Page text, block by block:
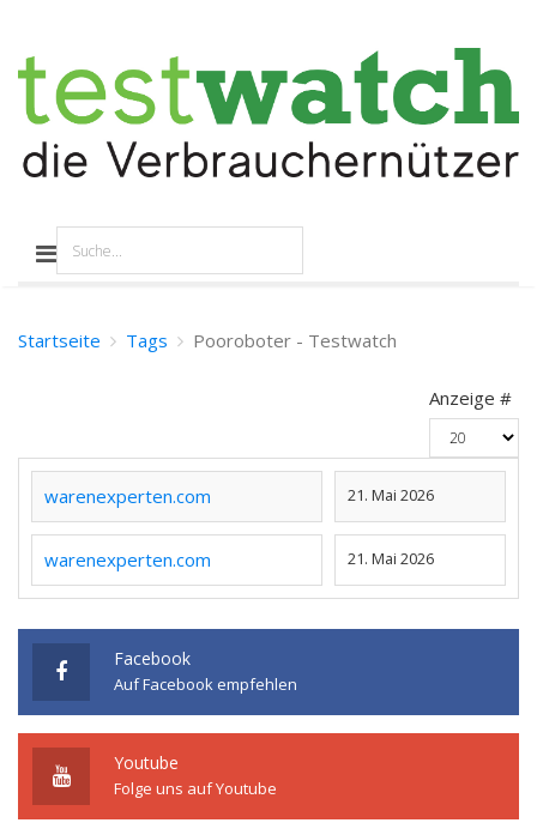
Startseite Tags Pooroboter - Testwatch
Anzeige #
warenexperten.com 21. Mai 2026
warenexperten.com 21. Mai 2026
Facebook
Auf Facebook empfehlen
Youtube
Folge uns auf Youtube